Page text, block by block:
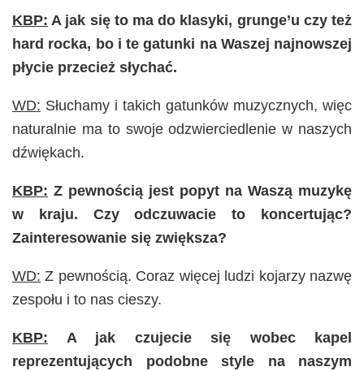
KBP: A jak się to ma do klasyki, grunge’u czy też
hard rocka, bo i te gatunki na Waszej najnowszej
płycie przecież słychać.
WD: Słuchamy i takich gatunków muzycznych, więc
naturalnie ma to swoje odzwierciedlenie w naszych
dźwiękach.
KBP: Z pewnością jest popyt na Waszą muzykę
w kraju. Czy odczuwacie to koncertując?
Zainteresowanie się zwiększa?
WD: Z pewnością. Coraz więcej ludzi kojarzy nazwę
zespołu i to nas cieszy.
KBP: A jak czujecie się wobec kapel
reprezentujących podobne style na naszym